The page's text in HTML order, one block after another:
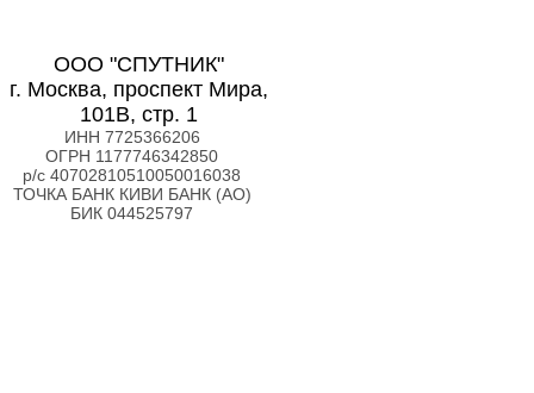
ООО "СПУТНИК"
г. Москва, проспект Мира,
101В, стр. 1
ИНН 7725366206
ОГРН 1177746342850
р/с 40702810510050016038
ТОЧКА БАНК КИВИ БАНК (АО)
БИК 044525797